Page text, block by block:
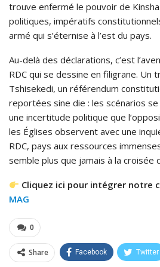
trouve enfermé le pouvoir de
politiques, impératifs
armé qui s’éternise à l’est du pays.
Au-delà des déclarations, c’est
RDC qui se dessine en filigrane. Un
Tshisekedi, un référendum
reportées sine die : les scénarios
une incertitude politique que
les Églises observent avec une
RDC, pays aux ressources
semble plus que jamais à la croisée
Cliquez ici pour intégrer notre
MAG
0
Share Facebook Twitter